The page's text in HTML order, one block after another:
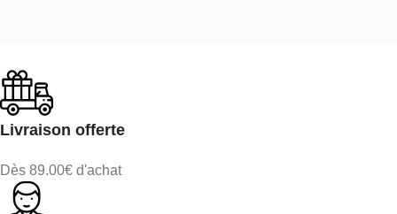
Livraison offerte
Dès 89.00€ d'achat